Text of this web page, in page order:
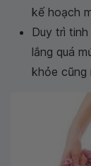
kế hoạch
Duy trì
lắng quá
khỏe cũng